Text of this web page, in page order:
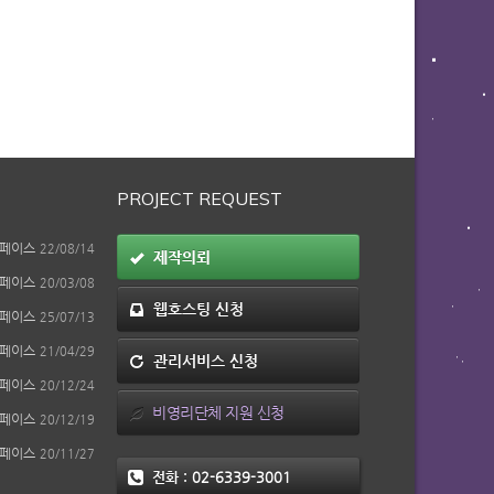
이스 22/08/14
이스 20/03/08
이스 25/07/13
이스 21/04/29
이스 20/12/24
이스 20/12/19
이스 20/11/27
PROJECT REQUEST
제작의뢰
웹호스팅 신청
관리서비스 신청
비영리단체 지원 신청
전화 : 02-6339-3001